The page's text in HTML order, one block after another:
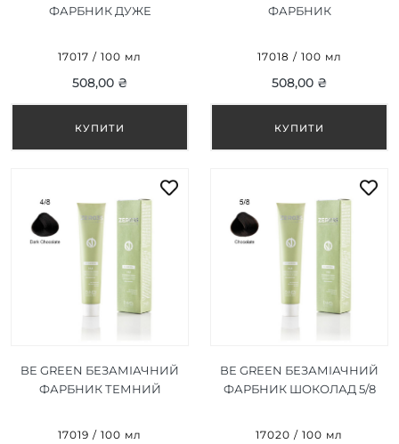
ФАРБНИК ДУЖЕ
17017 / 100 мл
508,00 ₴
ФАРБНИК
10/0 100 МЛ
17018 / 100 мл
508,00 ₴
BE GREEN БЕЗАМІАЧНИЙ
ФАРБНИК ТЕМНИЙ
17019 / 100 мл
BE GREEN БЕЗАМІАЧНИЙ
ФАРБНИК ШОКОЛАД 5/8
17020 / 100 мл